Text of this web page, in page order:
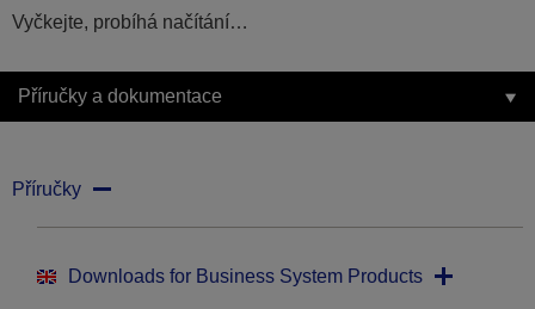
Vyčkejte, probíhá načítání…
Příručky a dokumentace
Příručky
Downloads for Business System Products